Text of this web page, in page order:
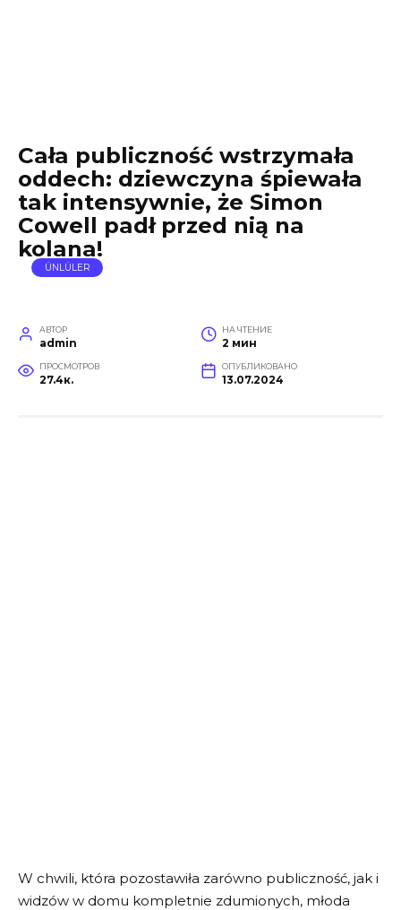
Cała publiczność wstrzymała
oddech: dziewczyna śpiewała
tak intensywnie, że Simon
Cowell padł przed nią na
kolana!
ÜNLÜLER
АВТОР
admin
НА ЧТЕНИЕ
2 мин
ПРОСМОТРОВ
27.4к.
ОПУБЛИКОВАНО
13.07.2024
W chwili, która pozostawiła zarówno publiczność, jak i
widzów w domu kompletnie zdumionych, młoda